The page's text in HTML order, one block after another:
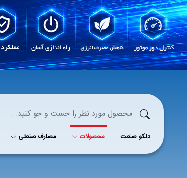
دلکو صنعت محصولات مصارف صنعتی